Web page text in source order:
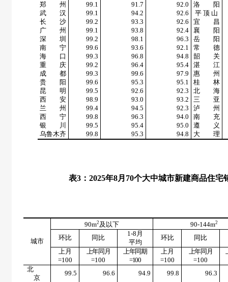
郑 州
99.1 91.7 92.0
洛 阳
武 汉
99.1 94.2 92.6
平 顶 山
长 沙
99.2 93.3 92.6
宜 昌
广 州
99.1 93.8 92.4
襄 阳
深 圳
99.2 98.1 96.3
岳 阳
南 宁
99.6 93.6 92.1
常 德
海 口
99.3 96.8 94.8
韶 关
重 庆
99.2 96.4 95.4
湛 江
成 都
99.3 99.6 97.9
惠 州
贵 阳
99.6 95.3 95.1
桂 林
昆 明
99.5 92.6 92.3
北 海
西 安
98.9 93.0 93.2
三 亚
兰 州
99.4 94.5 92.3
泸 州
西 宁
99.8 96.3 94.0
南 充
银 川
99.5 95.4 95.0
遵 义
乌鲁木齐
99.8 95.3 94.8 大 理
表3 ： 2025年8月 70个大中城市新建商品住宅
城市
90m2 及以下 90-144m2
环比 同比
1-8 月
平均
环比
同比
上月
=100
上年同月
=100
上年同期
=100
上月
=100
上年同月
=100
北
京
99.5 96.6 94.9 99.8
96.3